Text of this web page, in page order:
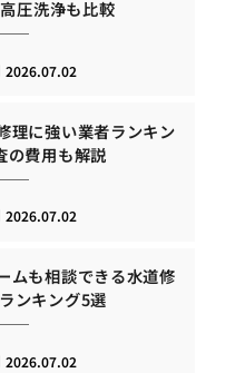
圧洗浄も比較
2026.07.02
理に強い業者ランキン
の費用も解説
2026.07.02
ムも相談できる水道修
ンキング5選
2026.07.02